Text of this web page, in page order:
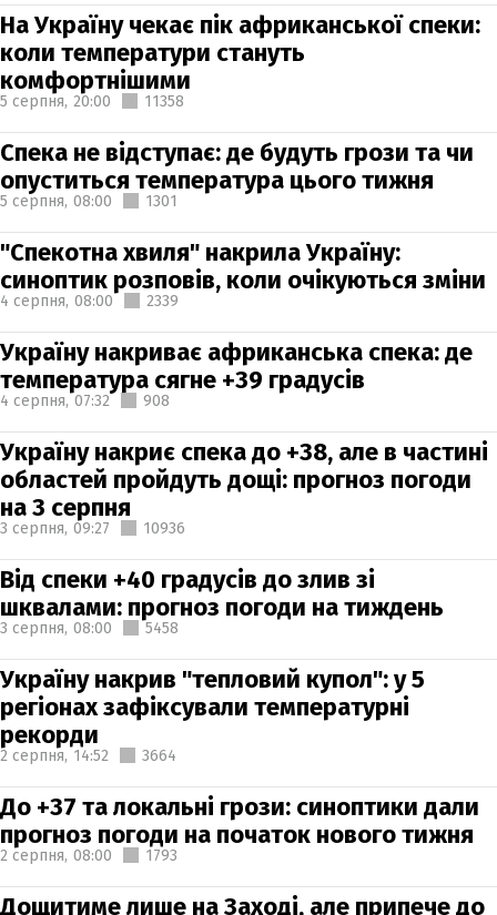
На Україну чекає пік африканської спеки:
коли температури стануть
комфортнішими
5 серпня, 20:00 11358
Спека не відступає: де будуть грози та чи
опуститься температура цього тижня
5 серпня, 08:00 1301
"Спекотна хвиля" накрила Україну:
синоптик розповів, коли очікуються зміни
4 серпня, 08:00 2339
Україну накриває африканська спека: де
температура сягне +39 градусів
4 серпня, 07:32 908
Україну накриє спека до +38, але в частині
областей пройдуть дощі: прогноз погоди
на 3 серпня
3 серпня, 09:27 10936
Від спеки +40 градусів до злив зі
шквалами: прогноз погоди на тиждень
3 серпня, 08:00 5458
Україну накрив "тепловий купол": у 5
регіонах зафіксували температурні
рекорди
2 серпня, 14:52 3664
До +37 та локальні грози: синоптики дали
прогноз погоди на початок нового тижня
2 серпня, 08:00 1793
Дощитиме лише на Заході, але припече до